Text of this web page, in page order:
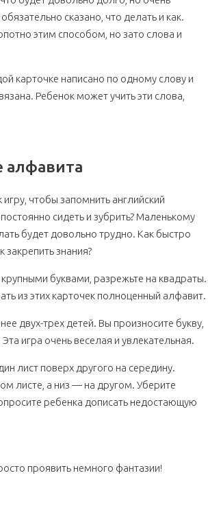
сказано, что делать и как.
этим способом, но зато слова и
карточке написано по одному слову и
Ребенок может учить эти слова,
алфавита
чтобы запомнить английский
сидеть и зубрить? Маленькому
будет довольно трудно. Как быстро
знания?
буквами, разрежьте на квадраты.
из этих карточек полноценный алфавит.
двух-трех детей. Вы произносите букву,
игра очень веселая и увлекательная.
лист поверх другого на середину.
листе, а низ — на другом. Уберите
ребенка дописать недостающую
проявить немного фантазии!